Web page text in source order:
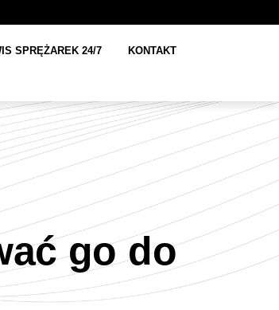
SPRĘŻAREK 24/7 KONTAKT
go do